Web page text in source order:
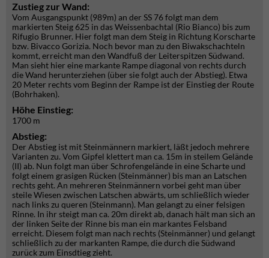
Zustieg zur Wand:
Vom Ausgangspunkt (989m) an der SS 76 folgt man dem
markierten Steig 625 in das Weissenbachtal (Rio Bianco) bis zum
Rifugio Brunner. Hier folgt man dem Steig in Richtung Korscharte
bzw. Bivacco Gorizia. Noch bevor man zu den Biwakschachteln
kommt, erreicht man den Wandfuß der Leiterspitzen Südwand.
Man sieht hier eine markante Rampe diagonal von rechts durch
die Wand herunterziehen (über sie folgt auch der Abstieg). Etwa
20 Meter rechts vom Beginn der Rampe ist der Einstieg der Route
(Bohrhaken).
Höhe Einstieg:
1700 m
Abstieg:
Der Abstieg ist mit Steinmännern markiert, läßt jedoch mehrere
Varianten zu. Vom Gipfel klettert man ca. 15m in steilem Gelände
(II) ab. Nun folgt man über Schrofengelände in eine Scharte und
folgt einem grasigen Rücken (Steinmänner) bis man an Latschen
rechts geht. An mehreren Steinmännern vorbei geht man über
steile Wiesen zwischen Latschen abwärts, um schließlich wieder
nach links zu queren (Steinmann). Man gelangt zu einer felsigen
Rinne. In ihr steigt man ca. 20m direkt ab, danach hält man sich an
der linken Seite der Rinne bis man ein markantes Felsband
erreicht. Diesem folgt man nach rechts (Steinmänner) und gelangt
schließlich zu der markanten Rampe, die durch die Südwand
zurück zum Einsdtieg zieht.